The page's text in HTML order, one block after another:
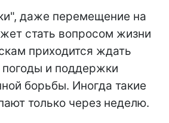
даже перемещение на
стать вопросом жизни
приходится ждать
погоды и поддержки
борьбы. Иногда такие
только через неделю.